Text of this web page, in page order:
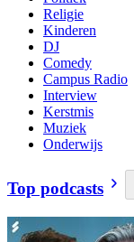
Religie
Kinderen
DJ
Comedy
Campus Radio
Interview
Kerstmis
Muziek
Onderwijs
Top podcasts